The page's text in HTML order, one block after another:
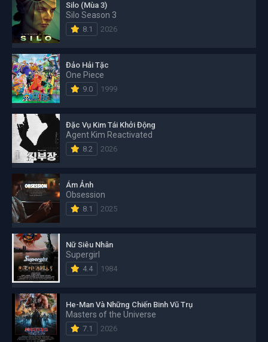
Silo (Mùa 3)
Silo Season 3
8.1 2026
Đảo Hải Tặc
One Piece
9.0 1999
Đặc Vụ Kim Tái Khởi Động
Agent Kim Reactivated
8.2 2026
Ám Ảnh
Obsession
8.1 2025
Nữ Siêu Nhân
Supergirl
4.4 1984
He-Man Và Những Chiến Binh Vũ Trụ
Masters of the Universe
7.1 2026